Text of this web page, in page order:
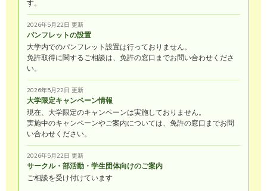
す。
2026年5月22日 更新
パンフレットの設置
大学内でのパンフレット設置は行っておりません。
免許取得に関するご相談は、免許の窓口までお問い合わせくださ
い。
2026年5月22日 更新
大学限定キャンペーン情報
現在、大学限定のキャンペーンは実施しておりません。
実施中のキャンペーンやご案内については、免許の窓口までお問
い合わせください。
2026年5月22日 更新
サークル・部活動・学生団体向けのご案内
ご相談を受け付けています